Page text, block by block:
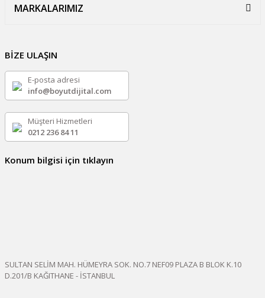
MARKALARIMIZ
BİZE ULAŞIN
E-posta adresi
info@boyutdijital.com
Müşteri Hizmetleri
0212 236 84 11
Konum bilgisi için tıklayın
SULTAN SELİM MAH. HÜMEYRA SOK. NO.7 NEF09 PLAZA B BLOK K.10
D.201/B KAĞITHANE - İSTANBUL